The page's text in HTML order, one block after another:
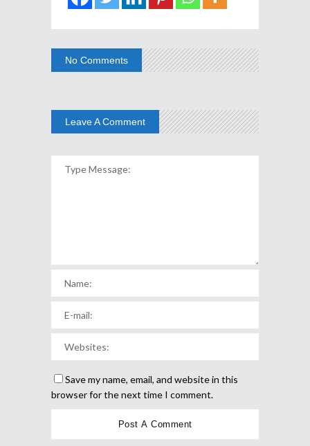
No Comments
Leave A Comment
Save my name, email, and website in this
browser for the next time I comment.